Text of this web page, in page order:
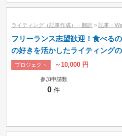
ライティング（記事作成）・翻訳 > 記事・
フリーランス志望歓迎！食べる
の好きを活かしたライティングの
プロジェクト ～10,000 円
参加申請数
0 件